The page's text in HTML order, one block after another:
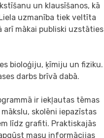
un klausīšanos, kā
uzmanība tiek veltīta
arī mākai publiski uzstāties
bioloģiju, ķīmiju un fiziku.
darbs brīvā dabā.
ir iekļautas tēmas
skolēni iepazīstas
līdz grafiti. Praktiskajās
masu informācijas